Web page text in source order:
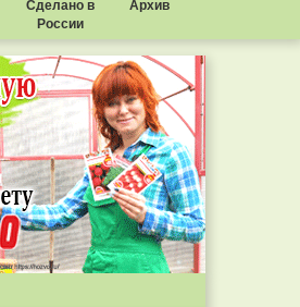
Сделано в
России
Архив